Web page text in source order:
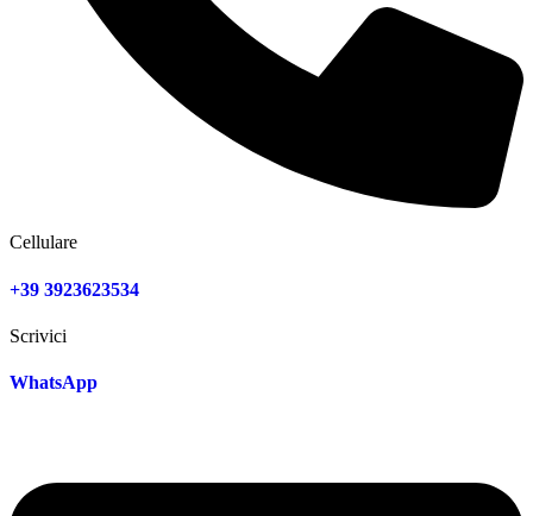
Cellulare
+39 3923623534
Scrivici
WhatsApp